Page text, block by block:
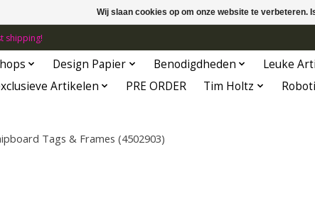
shipping!
Design Papier Benodigdheden Leuke
Artikelen
PRE ORDER Tim Holtz
Tags & Frames (4502903)
Wij slaan cookies op om onze website te verbeteren.